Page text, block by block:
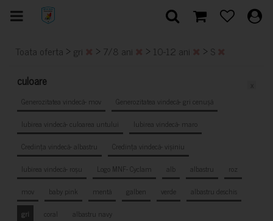
Toata oferta > gri > 7/8 ani > 10-12 ani > S
culoare
Generozitatea vindecă- mov
Generozitatea vindecă- gri cenușă
Iubirea vindecă- culoarea untului
Iubirea vindecă- maro
Credința vindecă- albastru
Credința vindecă- vișiniu
Iubirea vindecă- roșu
Logo MNF- Cyclam alb albastru
roz
mov
baby pink mentă galben verde
albastru deschis
gri
coral albastru navy